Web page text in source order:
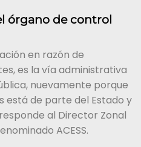
órgano de control
en razón de
es la vía administrativa
nuevamente porque
está de parte del Estado y
al Director Zonal
ACESS.